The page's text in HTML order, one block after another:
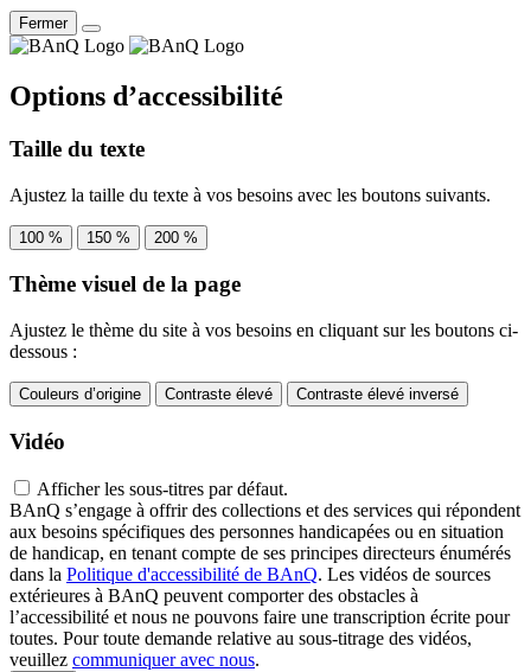
Fermer
Options d’accessibilité
Taille du texte
Ajustez la taille du texte à vos besoins avec les boutons suivants.
100 % 150 % 200 %
Thème visuel de la page
Ajustez le thème du site à vos besoins en cliquant sur les boutons ci-
dessous :
Couleurs d’origine Contraste élevé Contraste élevé inversé
Vidéo
Afficher les sous-titres par défaut.
BAnQ s’engage à offrir des collections et des services qui répondent
aux besoins spécifiques des personnes handicapées ou en situation
de handicap, en tenant compte de ses principes directeurs énumérés
dans la Politique d'accessibilité de BAnQ. Les vidéos de sources
extérieures à BAnQ peuvent comporter des obstacles à
l’accessibilité et nous ne pouvons faire une transcription écrite pour
toutes. Pour toute demande relative au sous-titrage des vidéos,
veuillez communiquer avec nous.